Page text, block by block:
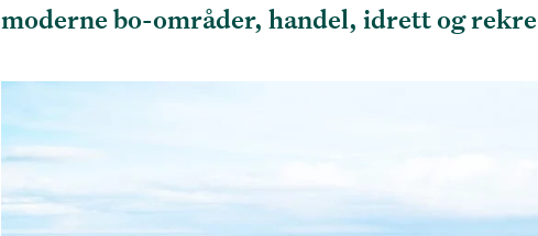
moderne bo-områder, handel, idrett og